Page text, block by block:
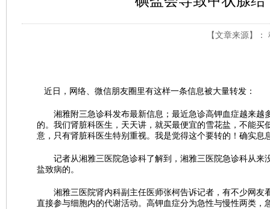
【文章来源】
近日，网络、微信朋友圈里有这样一条信息被大量转发：
湘雅附三急诊科发布最新信息；最近急诊高钾血症越来越
的。我们肾脏科医生，天天讲，就买最便宜的雪花盐，不能
意，只有肾脏科医生特别重视。我是觉得这个要转的！确实息
记者从湘雅三医院急诊科了解到，湘雅三医院急诊科从来
盐致病的。
湘雅三医院肾内科副主任医师张柯告诉记者，有不少网友
直接参与细胞内的代谢活动。高钾血症分为急性与慢性两类